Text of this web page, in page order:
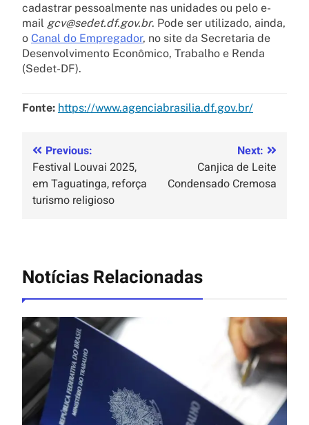
cadastrar pessoalmente nas unidades ou pelo e-
mail gcv@sedet.df.gov.br. Pode ser utilizado, ainda,
o Canal do Empregador, no site da Secretaria de
Desenvolvimento Econômico, Trabalho e Renda
(Sedet-DF).
Fonte: https://www.agenciabrasilia.df.gov.br/
Previous:
Festival Louvai 2025,
em Taguatinga, reforça
turismo religioso
Next:
Canjica de Leite
Condensado Cremosa
Notícias Relacionadas